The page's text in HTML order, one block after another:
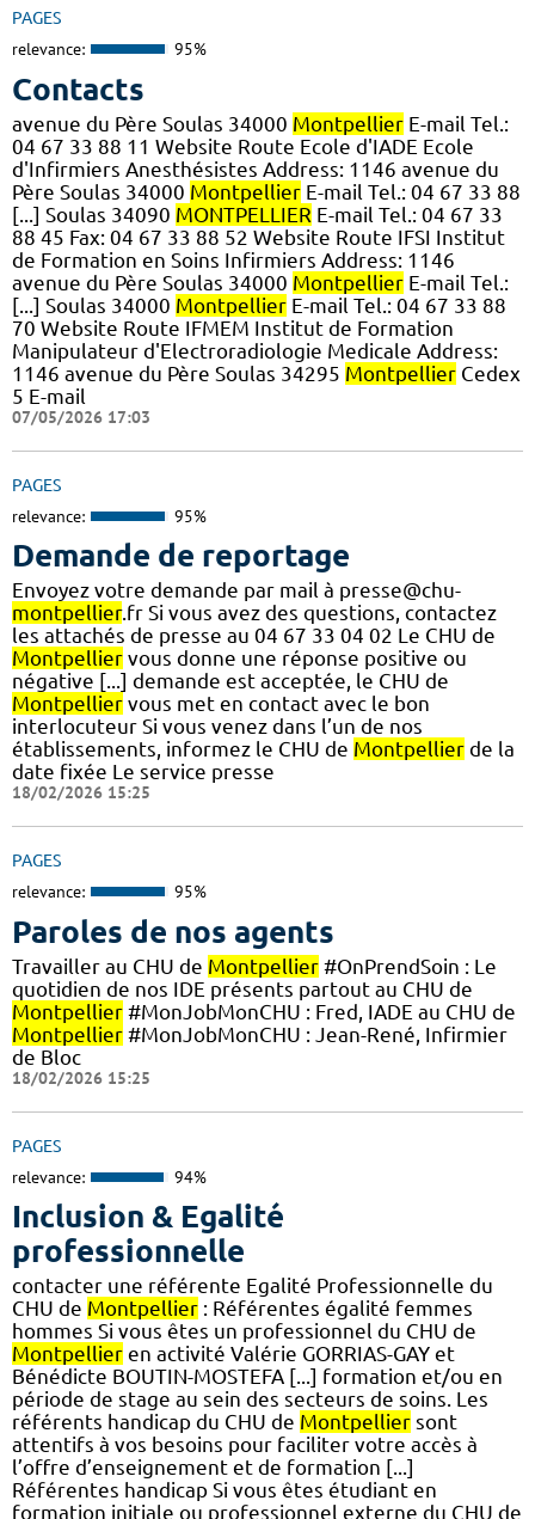
PAGES
relevance: 95%
Contacts
avenue du Père Soulas 34000 Montpellier E-mail Tel.:
04 67 33 88 11 Website Route Ecole d'IADE Ecole
d'Infirmiers Anesthésistes Address: 1146 avenue du
Père Soulas 34000 Montpellier E-mail Tel.: 04 67 33 88
[...] Soulas 34090 MONTPELLIER E-mail Tel.: 04 67 33
88 45 Fax: 04 67 33 88 52 Website Route IFSI Institut
de Formation en Soins Infirmiers Address: 1146
avenue du Père Soulas 34000 Montpellier E-mail Tel.:
[...] Soulas 34000 Montpellier E-mail Tel.: 04 67 33 88
70 Website Route IFMEM Institut de Formation
Manipulateur d'Electroradiologie Medicale Address:
1146 avenue du Père Soulas 34295 Montpellier Cedex
5 E-mail
07/05/2026 17:03
PAGES
relevance: 95%
Demande de reportage
Envoyez votre demande par mail à presse@chu-
montpellier.fr Si vous avez des questions, contactez
les attachés de presse au 04 67 33 04 02 Le CHU de
Montpellier vous donne une réponse positive ou
négative [...] demande est acceptée, le CHU de
Montpellier vous met en contact avec le bon
interlocuteur Si vous venez dans l’un de nos
établissements, informez le CHU de Montpellier de la
date fixée Le service presse
18/02/2026 15:25
PAGES
relevance: 95%
Paroles de nos agents
Travailler au CHU de Montpellier #OnPrendSoin : Le
quotidien de nos IDE présents partout au CHU de
Montpellier #MonJobMonCHU : Fred, IADE au CHU de
Montpellier #MonJobMonCHU : Jean-René, Infirmier
de Bloc
18/02/2026 15:25
PAGES
relevance: 94%
Inclusion & Egalité
professionnelle
contacter une référente Egalité Professionnelle du
CHU de Montpellier : Référentes égalité femmes
hommes Si vous êtes un professionnel du CHU de
Montpellier en activité Valérie GORRIAS-GAY et
Bénédicte BOUTIN-MOSTEFA [...] formation et/ou en
période de stage au sein des secteurs de soins. Les
référents handicap du CHU de Montpellier sont
attentifs à vos besoins pour faciliter votre accès à
l’offre d’enseignement et de formation [...]
Référentes handicap Si vous êtes étudiant en
formation initiale ou professionnel externe du CHU de